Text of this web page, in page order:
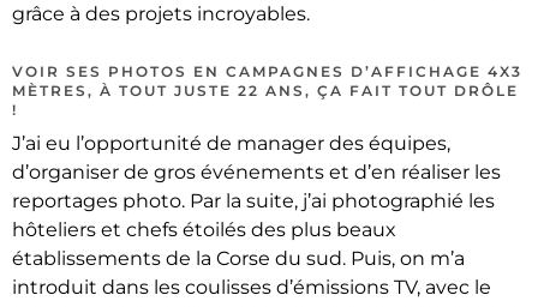
grâce à des projets incroyables.
VOIR SES PHOTOS EN CAMPAGNES D’AFFICHAGE 4X3
MÈTRES, À TOUT JUSTE 22 ANS, ÇA FAIT TOUT DRÔLE
!
J’ai eu l’opportunité de manager des équipes,
d’organiser de gros événements et d’en réaliser les
reportages photo. Par la suite, j’ai photographié les
hôteliers et chefs étoilés des plus beaux
établissements de la Corse du sud. Puis, on m’a
introduit dans les coulisses d’émissions TV, avec le